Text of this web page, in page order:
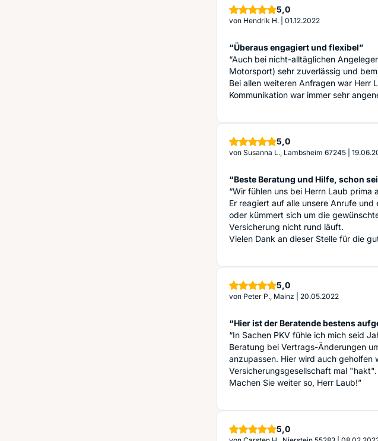
5,0Sterne
von Hendrik H. 01.12.2022
“Überaus engagiert und flexibel”
“Auch bei nicht-alltäglichen
Motorsport) sehr zuverlässig und
Bei allen weiteren Anfragen war Herr
Kommunikation war immer sehr
5,0Sterne
von Susanna L., Lambsheim 67245
“Beste Beratung und Hilfe, schon
“Wir fühlen uns bei Herrn Laub prima
Er reagiert auf alle unsere Anrufe
oder kümmert sich um die
Versicherung nicht rund läuft.
Vielen Dank an dieser Stelle für die
5,0Sterne
von Peter P., Mainz 20.05.2022
“Hier ist der Beratende bestens
“In Sachen PKV fühle ich mich seid
Beratung bei Vertrags-Änderungen
anzupassen. Hier wird auch geholfen
Versicherungsgesellschaft mal
Machen Sie weiter so, Herr Laub!”
5,0Sterne